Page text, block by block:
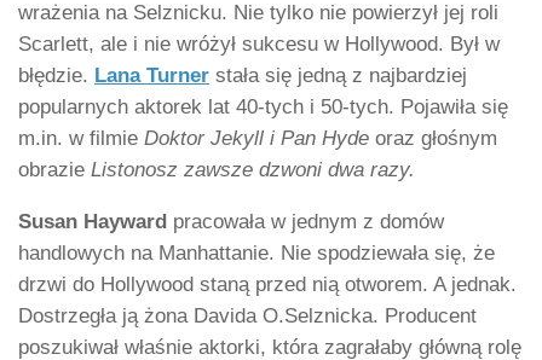
wrażenia na Selznicku. Nie tylko nie powierzył jej roli
Scarlett, ale i nie wróżył sukcesu w Hollywood. Był w
błędzie. Lana Turner stała się jedną z najbardziej
popularnych aktorek lat 40-tych i 50-tych. Pojawiła się
m.in. w filmie Doktor Jekyll i Pan Hyde oraz głośnym
obrazie Listonosz zawsze dzwoni dwa razy.
Susan Hayward pracowała w jednym z domów
handlowych na Manhattanie. Nie spodziewała się, że
drzwi do Hollywood staną przed nią otworem. A jednak.
Dostrzegła ją żona Davida O.Selznicka. Producent
poszukiwał właśnie aktorki, która zagrałaby główną rolę